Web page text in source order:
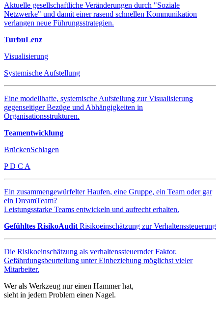
Aktuelle gesellschaftliche Veränderungen durch "Soziale
Netzwerke" und damit einer rasend schnellen Kommunikation
verlangen neue Führungsstrategien.
TurbuLenz
Visualisierung
Systemische Aufstellung
Eine modellhafte, systemische Aufstellung zur Visualisierung
gegenseitiger Bezüge und Abhängigkeiten in
Organisationsstrukturen.
Teamentwicklung
BrückenSchlagen
P D C A
Ein zusammengewürfelter Haufen, eine Gruppe, ein Team oder gar
ein DreamTeam?
Leistungsstarke Teams entwickeln und aufrecht erhalten.
Gefühltes RisikoAudit Risikoeinschätzung zur Verhaltenssteuerung
Die Risikoeinschätzung als verhaltenssteuernder Faktor.
Gefährdungsbeurteilung unter Einbeziehung möglichst vieler
Mitarbeiter.
Wer als Werkzeug nur einen Hammer hat,
sieht in jedem Problem einen Nagel.